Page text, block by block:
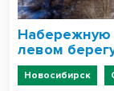
Набережную
левом
Новосибирск